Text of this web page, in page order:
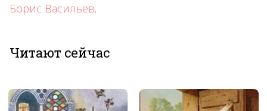
Борис Васильев.
Читают сейчас